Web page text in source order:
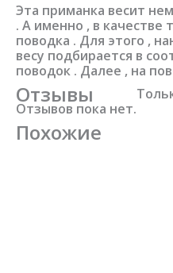
Эта приманка весит
. А именно , в качестве
поводка . Для этого ,
весу подбирается в
поводок . Далее , на
Отзывы
Отзывов пока нет.
Похожие